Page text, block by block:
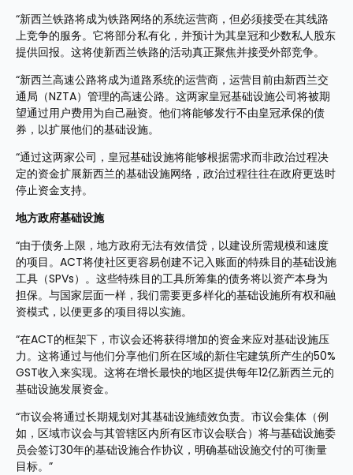
“新西兰铁路将成为铁路网络的系统运营商，但必须接受在其线路
上竞争的服务。它将部分私有化，并预计为其皇冠和少数私人股东
提供回报。这将使新西兰铁路的活动真正聚焦并接受外部竞争。
“新西兰高速公路将成为道路系统的运营商，运营目前由新西兰交
通局（NZTA）管理的高速公路。这两家皇冠基础设施公司将被期
望通过用户费用为自己融资。他们将能够发行不由皇冠承保的债
券，以扩展他们的基础设施。
“通过这两家公司，皇冠基础设施将能够根据需求而非政治过程决
定的资金扩展新西兰的基础设施网络，政治过程往往在政府更迭时
停止资金支持。
地方政府基础设施
“由于债务上限，地方政府无法有效借贷，以建设所需规模和速度
的项目。ACT将使社区更容易创建不记入账面的特殊目的基础设施
工具（SPVs）。这些特殊目的工具所筹集的债务将以资产本身为
担保。与国家层面一样，我们需要更多样化的基础设施所有权和融
资模式，以便更多的项目得以实施。
“在ACT的框架下，市议会还将获得增加的资金来应对基础设施压
力。这将通过与他们分享他们所在区域的新住宅建筑所产生的50%
GST收入来实现。这将在增长最快的地区提供每年12亿新西兰元的
基础设施发展资金。
“市议会将通过长期规划对其基础设施绩效负责。市议会集体（例
如，区域市议会与其管辖区内所有区市议会联合）将与基础设施委
员会签订30年的基础设施合作协议，明确基础设施交付的可衡量
目标。”